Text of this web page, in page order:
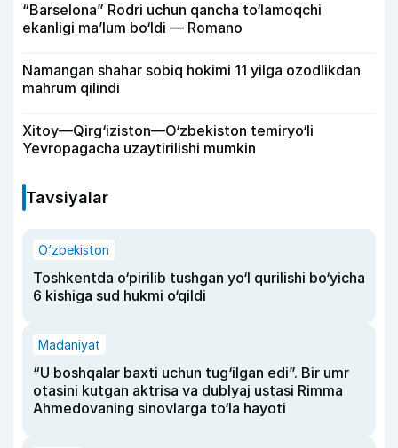
“Barselona” Rodri uchun qancha to‘lamoqchi
ekanligi ma’lum bo‘ldi — Romano
Namangan shahar sobiq hokimi 11 yilga ozodlikdan
mahrum qilindi
Xitoy—Qirg‘iziston—O‘zbekiston temiryo‘li
Yevropagacha uzaytirilishi mumkin
Tavsiyalar
O‘zbekiston
Toshkentda o‘pirilib tushgan yo‘l qurilishi bo‘yicha
6 kishiga sud hukmi o‘qildi
Madaniyat
“U boshqalar baxti uchun tug‘ilgan edi”. Bir umr
otasini kutgan aktrisa va dublyaj ustasi Rimma
Ahmedovaning sinovlarga to‘la hayoti